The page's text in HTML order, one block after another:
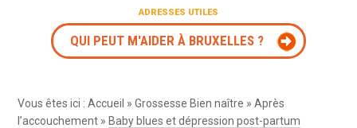
ADRESSES UTILES
QUI PEUT M'AIDER À BRUXELLES ?
Vous êtes ici :Accueil »Grossesse Bien naître »Après
l’accouchement » Baby blues et dépression post-partum